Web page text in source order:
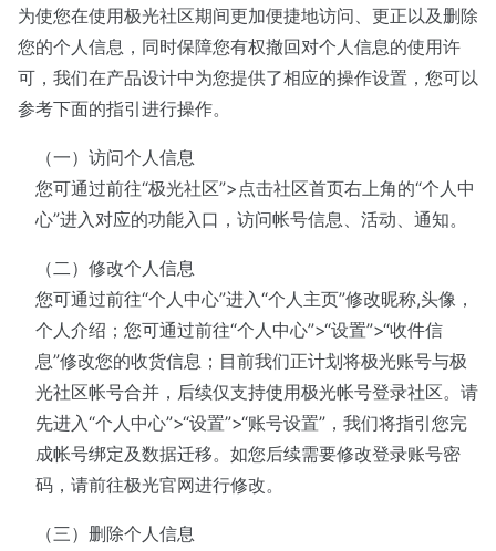
为使您在使用极光社区期间更加便捷地访问、更正以及删除
您的个人信息，同时保障您有权撤回对个人信息的使用许
可，我们在产品设计中为您提供了相应的操作设置，您可以
参考下面的指引进行操作。
（一）访问个人信息
您可通过前往“极光社区”>点击社区首页右上角的“个人中
心”进入对应的功能入口，访问帐号信息、活动、通知。
（二）修改个人信息
您可通过前往“个人中心”进入“个人主页”修改昵称,头像，
个人介绍；您可通过前往“个人中心”>“设置”>“收件信
息”修改您的收货信息；目前我们正计划将极光账号与极
光社区帐号合并，后续仅支持使用极光帐号登录社区。请
先进入“个人中心”>“设置”>“账号设置”，我们将指引您完
成帐号绑定及数据迁移。如您后续需要修改登录账号密
码，请前往极光官网进行修改。
（三）删除个人信息